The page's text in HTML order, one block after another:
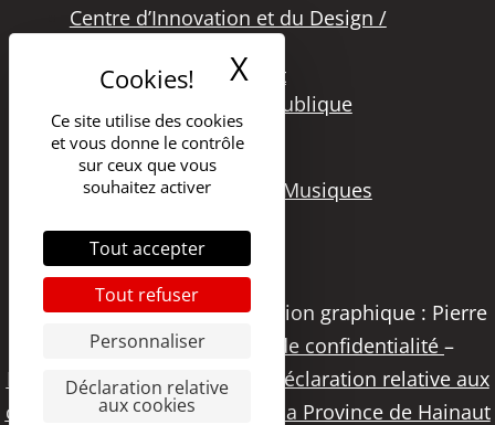
Ce site utilise des cookies
et vous donne le contrôle
sur ceux que vous
souhaitez activer
Tout accepter
Tout refuser
Personnaliser
Déclaration relative
aux cookies
X Masquer le
Centre d’Innovation et du Design /
Office des Métiers d’Art
Secteur de la Lecture Publique
Bibliothèque Langlois
Secteur Cinéma
Secteur Audiovisuel et Musiques
Copyright 2021 – DGSI | Création graphique : Pierre
Papier Studio | Politique de confidentialité –
Déclaration d’accessibilité
Déclaration relative aux
cookies
Visitez le portail de la Province de Hainaut